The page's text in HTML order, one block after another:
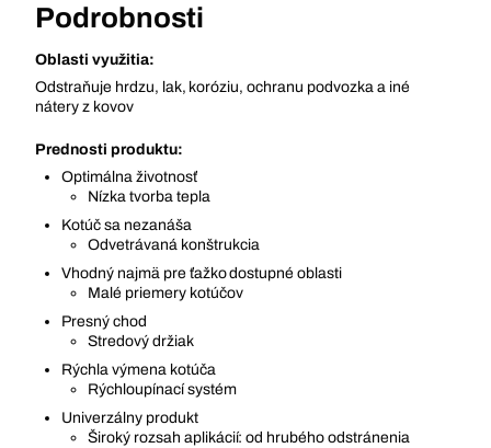
Podrobnosti
Oblasti využitia:
Odstraňuje hrdzu, lak, koróziu, ochranu podvozka a iné
nátery z kovov
Prednosti produktu:
Optimálna životnosť
Nízka tvorba tepla
Kotúč sa nezanáša
Odvetrávaná konštrukcia
Vhodný najmä pre ťažko dostupné oblasti
Malé priemery kotúčov
Presný chod
Stredový držiak
Rýchla výmena kotúča
Rýchloupínací systém
Univerzálny produkt
Široký rozsah aplikácií: od hrubého odstránenia